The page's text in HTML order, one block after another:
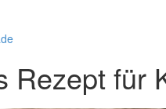
Rezept für